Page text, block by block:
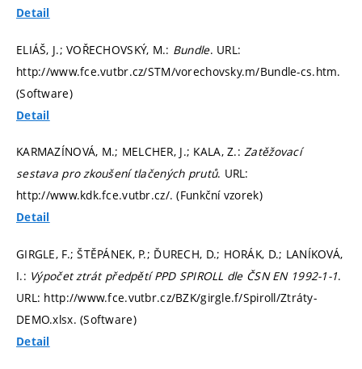
Detail
ELIÁŠ, J.; VOŘECHOVSKÝ, M.: Bundle. URL:
http://www.fce.vutbr.cz/STM/vorechovsky.m/Bundle-cs.htm.
(Software)
Detail
KARMAZÍNOVÁ, M.; MELCHER, J.; KALA, Z.:Zatěžovací
sestava pro zkoušení tlačených prutů. URL:
http://www.kdk.fce.vutbr.cz/. (Funkční vzorek)
Detail
GIRGLE, F.; ŠTĚPÁNEK, P.; ĎURECH, D.; HORÁK, D.; LANÍKOVÁ,
I.: Výpočet ztrát předpětí PPD SPIROLL dle ČSN EN 1992-1-1.
URL: http://www.fce.vutbr.cz/BZK/girgle.f/Spiroll/Ztráty-
DEMO.xlsx. (Software)
Detail